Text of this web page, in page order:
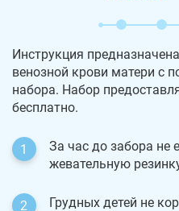
Инструкция
венозной крови матери с
набора. Набор
бесплатно.
За час до забора не
жевательную
Грудных детей не